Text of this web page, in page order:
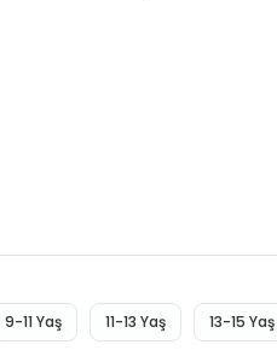
9-11 Yaş 11-13 Yaş 13-15 Yaş